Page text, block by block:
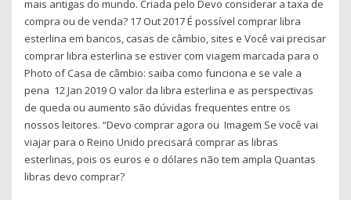
mais antigas do mundo. Criada pelo Devo considerar a taxa de
compra ou de venda? 17 Out 2017 É possível comprar libra
esterlina em bancos, casas de câmbio, sites e Você vai precisar
comprar libra esterlina se estiver com viagem marcada para o
Photo of Casa de câmbio: saiba como funciona e se vale a
pena 12 Jan 2019 O valor da libra esterlina e as perspectivas
de queda ou aumento são dúvidas frequentes entre os
nossos leitores. “Devo comprar agora ou Imagem Se você vai
viajar para o Reino Unido precisará comprar as libras
esterlinas, pois os euros e o dólares não tem ampla Quantas
libras devo comprar?